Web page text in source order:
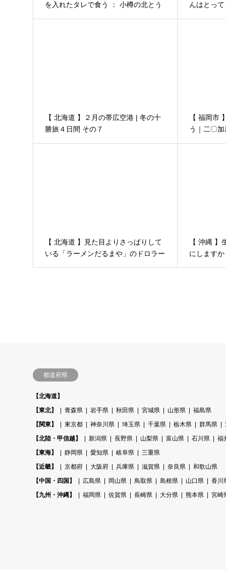
を入れたタレで食う ： 小樽の北とう
んはとっ
【 北海道 】２月の帯広空港 | 冬の十
勝旅４日間 その７
【 福岡市
う｜二〇
【 北海道 】見た目よりさっぱりして
いる「ラーメンだるまや」のドロラー
【 沖縄
にします
都道府県
【北海道】
【東北】
青森県 岩手県 秋田県 宮城県 山形県
福島県
【関東】
東京都 神奈川県 埼玉県 千葉県 栃木県 群馬県
【北陸・甲信越】
新潟県 長野県 山梨県 富山県 石川県
福
【東海】
静岡県 愛知県 岐阜県
三重県
【近畿】
京都府 大阪府 兵庫県 滋賀県 奈良県
和歌山県
【中国・四国】
広島県 岡山県 鳥取県 島根県 山口県
香川
【九州・沖縄】
福岡県 佐賀県 長崎県 大分県 熊本県 宮崎